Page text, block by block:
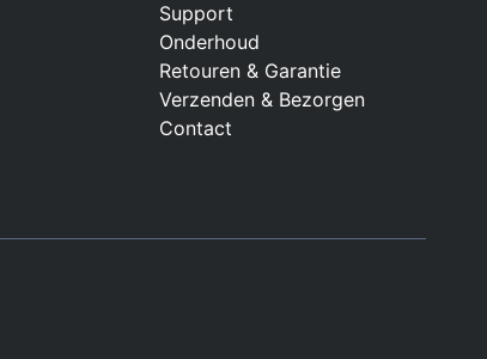
Support
Onderhoud
Retouren & Garantie
Verzenden & Bezorgen
Contact